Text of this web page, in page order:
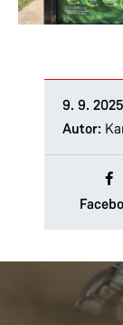
9. 9. 2025
Autor: